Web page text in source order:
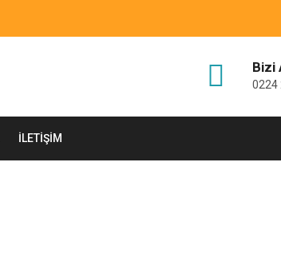
Bizi
0224
İLETIŞIM